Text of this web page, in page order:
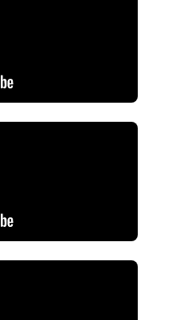
たり、新しく設置した
を使うこともあり、屋
インフラを支えるやり
ーズに進めるための
成したり、工事のスケ
して、大きな建物づく
ます。